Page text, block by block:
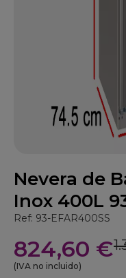
Nevera de
Inox 400L
Ref: 93-EFAR400SS
824,60 €
(IVA no incluido)